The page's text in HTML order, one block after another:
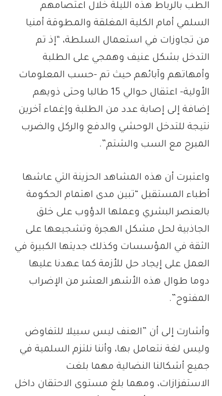
الطب بالرباط هذه الليلة خلال اعتصامهم
السلمي أمام الكلية المغلقة والمطوقة أمنيا
من تجاوزات في استعمال السلطة، “إذ تم
التدخل بشكل عنيف وهمجي على الطلبة
وأمهاتهم وآبائهم حيث تم -حسب المعلومات
الأولية- اعتقال حوالي 15 طالبا وحتى ذويهم
إضافة إلى إصابة عدد من الطلبة وإغماء آخرين
نتيجة للتدخل الوحشي والدفع والركل والضرب
المبرح مع السب والشتم”.
واعتبرت أن هذه المشاهد الحزينة التي عاشها
أطباء المستقبل “تبين مدى اهتمام الحكومة
بالعنصر البشري وعملها الدؤوب على خلق
الجاذبية لحل مشكل الهجرة وتشجيعها على
الثقة في المؤسسات وكذلك جديتها الكبيرة في
العمل على إيجاد حل للأزمة كما عهدنا عليها
دوما طوال هذه الأشهر العشر من الإضراب
المفتوح”.
وأشارت إلى أن ”العنف ليس سبيلا للتفاوض
وليس لغة نتعامل بها، وأننا نلتزم السلمية في
جميع أشكالنا النضالية مهما بلغت
الاستفزازات، ومهما بلغ مستوى الاحتقان داخل